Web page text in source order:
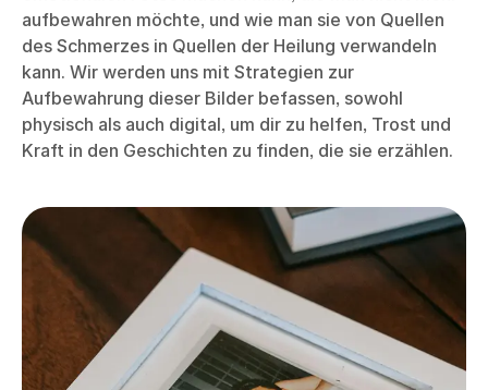
aufbewahren möchte, und wie man sie von Quellen
des Schmerzes in Quellen der Heilung verwandeln
kann. Wir werden uns mit Strategien zur
Aufbewahrung dieser Bilder befassen, sowohl
physisch als auch digital, um dir zu helfen, Trost und
Kraft in den Geschichten zu finden, die sie erzählen.